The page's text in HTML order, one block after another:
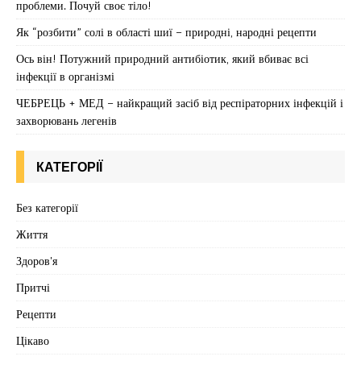
проблеми. Почуй своє тіло!
Як “розбити” солі в області шиї – природні, народні рецепти
Ось він! Потужний природний антибіотик, який вбиває всі
інфекції в організмі
ЧЕБРЕЦЬ + МЕД – найкращий засіб від респіраторних інфекцій і
захворювань легенів
КАТЕГОРІЇ
Без категорії
Життя
Здоров'я
Притчі
Рецепти
Цікаво